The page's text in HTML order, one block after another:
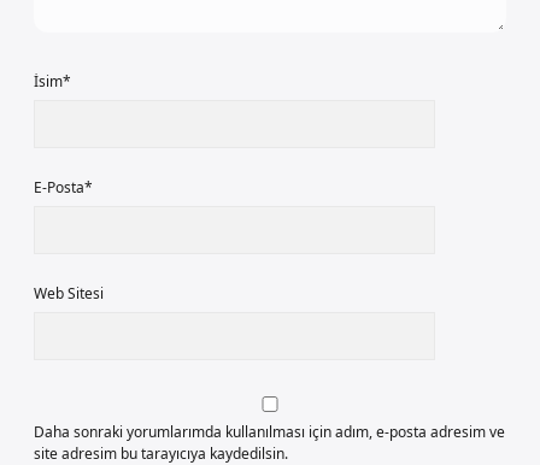
İsim*
E-Posta*
Web Sitesi
Daha sonraki yorumlarımda kullanılması için adım, e-posta adresim ve
site adresim bu tarayıcıya kaydedilsin.